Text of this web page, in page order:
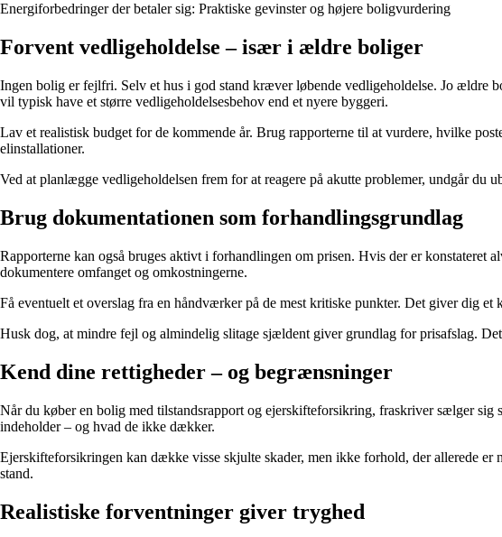
Energiforbedringer der betaler sig: Praktiske gevinster og højere boligvurdering
Forvent vedligeholdelse – især i ældre boliger
Ingen bolig er fejlfri. Selv et hus i god stand kræver løbende vedligeholdelse. Jo ældre
vil typisk have et større vedligeholdelsesbehov end et nyere byggeri.
Lav et realistisk budget for de kommende år. Brug rapporterne til at vurdere, hvilke
elinstallationer.
Ved at planlægge vedligeholdelsen frem for at reagere på akutte problemer, undgår du
Brug dokumentationen som forhandlingsgrundlag
Rapporterne kan også bruges aktivt i forhandlingen om prisen. Hvis der er
dokumentere omfanget og omkostningerne.
Få eventuelt et overslag fra en håndværker på de mest kritiske punkter. Det giver dig
Husk dog, at mindre fejl og almindelig slitage sjældent giver grundlag for prisafslag.
Kend dine rettigheder – og begrænsninger
Når du køber en bolig med tilstandsrapport og ejerskifteforsikring, fraskriver sælger
indeholder – og hvad de ikke dækker.
Ejerskifteforsikringen kan dække visse skjulte skader, men ikke forhold, der allerede
stand.
Realistiske forventninger giver tryghed